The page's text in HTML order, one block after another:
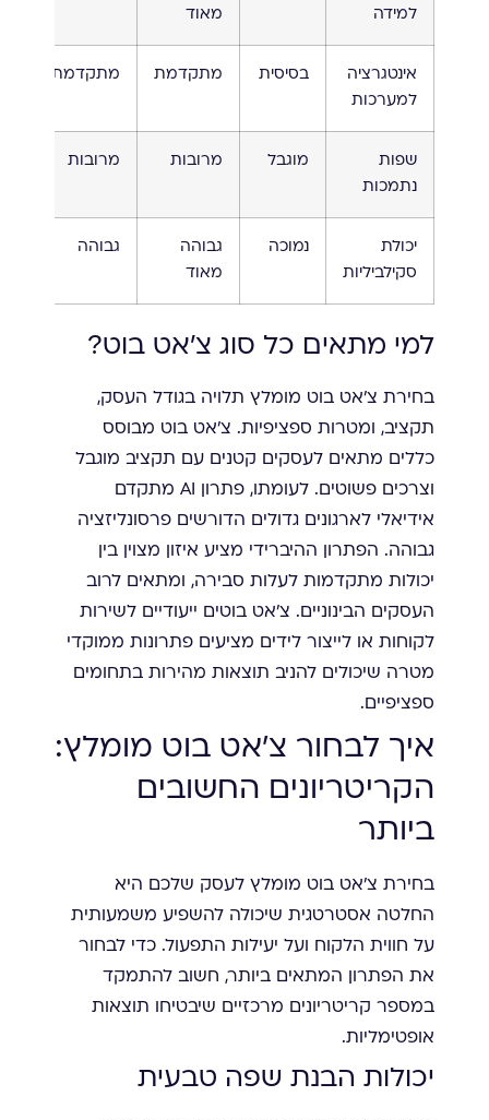
למידה מאוד
אינטגרציה
למערכות
בסיסית מתקדמת מתקדמת
שפות
נתמכות
מוגבל מרובות מרובות
יכולת
סקילביליות
נמוכה
גבוהה
מאוד
גבוהה
למי מתאים כל סוג צ'אט בוט?
בחירת צ'אט בוט מומלץ תלויה בגודל העסק,
תקציב, ומטרות ספציפיות. צ'אט בוט מבוסס
כללים מתאים לעסקים קטנים עם תקציב מוגבל
וצרכים פשוטים. לעומתו, פתרון AI מתקדם
אידיאלי לארגונים גדולים הדורשים פרסונליזציה
גבוהה. הפתרון ההיברידי מציע איזון מצוין בין
יכולות מתקדמות לעלות סבירה, ומתאים לרוב
העסקים הבינוניים. צ'אט בוטים ייעודיים לשירות
לקוחות או לייצור לידים מציעים פתרונות ממוקדי
מטרה שיכולים להניב תוצאות מהירות בתחומים
ספציפיים.
איך לבחור צ'אט בוט מומלץ:
הקריטריונים החשובים
ביותר
בחירת צ'אט בוט מומלץ לעסק שלכם היא
החלטה אסטרטגית שיכולה להשפיע משמעותית
על חווית הלקוח ועל יעילות התפעול. כדי לבחור
את הפתרון המתאים ביותר, חשוב להתמקד
במספר קריטריונים מרכזיים שיבטיחו תוצאות
אופטימליות.
יכולות הבנת שפה טבעית